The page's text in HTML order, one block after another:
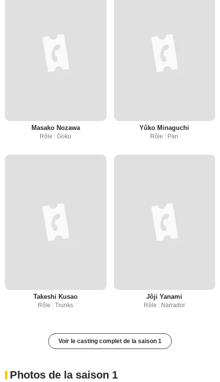
Masako Nozawa
Rôle : Goku
Yûko Minaguchi
Rôle : Pan
Takeshi Kusao
Rôle : Trunks
Jôji Yanami
Rôle : Narrador
Voir le casting complet de la saison 1
Photos de la saison 1